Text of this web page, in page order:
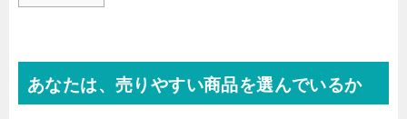
あなたは、売りやすい商品を選んでいるか